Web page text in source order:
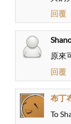
回覆
原來
回覆
布丁
To